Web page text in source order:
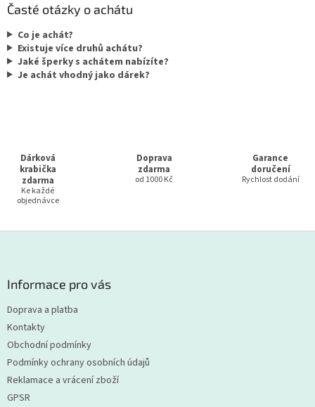
Časté otázky o achátu
Co je achát?
Existuje více druhů achátu?
Jaké šperky s achátem nabízíte?
Je achát vhodný jako dárek?
Dárková
krabička
zdarma
Ke každé
objednávce
Doprava
zdarma
od 1000 Kč
Garance
doručení
Rychlost dodání
Informace pro vás
Doprava a platba
Kontakty
Obchodní podmínky
Podmínky ochrany osobních údajů
Reklamace a vrácení zboží
GPSR